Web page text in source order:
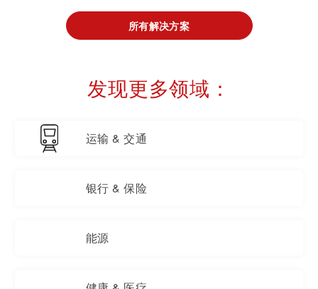
所有解决方案
发现更多领域：
运输 & 交通
银行 & 保险
能源